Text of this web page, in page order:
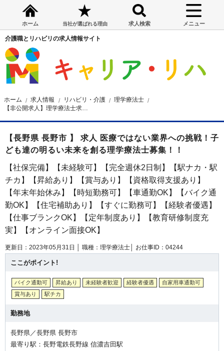
ホーム 当社が選ばれる理由 求人検索 メニュー
介護職とリハビリの求人情報サイト
ホーム 求人情報 リハビリ・介護
理学療法士
【長野県 長野市 】 求人 医療ではない業界への挑戦！子
ども達の明るい未来を創る理学療法士募集！！
【社保完備】【未経験可】【完全週休2日制】【駅ナカ・駅
チカ】【昇給あり】【賞与あり】【資格取得支援あり】
【年末年始休み】【時短勤務可】【車通勤OK】【バイク通
勤OK】【住宅補助あり】【すぐに勤務可】【経験者優遇】
【仕事ブランクOK】【定年制度あり】【教育研修制度充
実】【オンライン面接OK】
更新日：2023年05月31日 │ 職種：理学療法士│ お仕事ID：04244
ここがポイント!
バイク通勤可 昇給あり 未経験者歓迎 経験者優遇
自家用車通勤可
賞与あり
駅チカ
勤務地
長野県／長野県 長野市
最寄り駅：長野電鉄長野線 信濃吉田駅